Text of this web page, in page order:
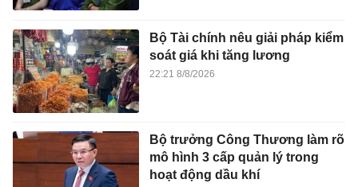
Bộ Tài chính nêu giải pháp kiểm
soát giá khi tăng lương
22:21 8/8/2026
Bộ trưởng Công Thương làm rõ
mô hình 3 cấp quản lý trong
hoạt động dầu khí